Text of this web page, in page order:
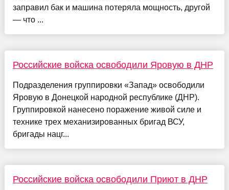
заправил бак и машина потеряла мощность, другой
— что ...
Российские войска освободили Яровую в ДНР
Подразделения группировки «Запад» освободили
Яровую в Донецкой народной республике (ДНР).
Группировкой нанесено поражение живой силе и
технике трех механизированных бригад ВСУ,
бригады нацг...
Российские войска освободили Приют в ДНР